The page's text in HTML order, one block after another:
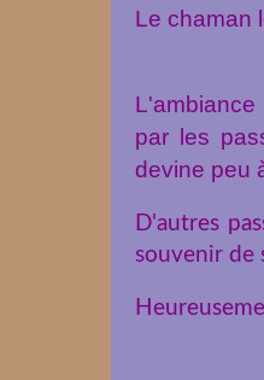
Le chaman
par les
devine peu
D'autres
souvenir de